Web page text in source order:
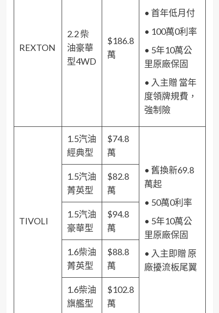
REXTON
2.2 柴
油豪華
型4WD
$186.8
萬
• 首年低月付
• 100萬0利率
• 5年10萬公
里原廠保固
• 入主贈 當年
度領牌規費，
強制險
TIVOLI
1.5汽油
經典型
$74.8
萬
• 舊換新69.8
萬起
• 50萬0利率
• 5年10萬公
里原廠保固
• 入主即贈 原
廠擾流板尾翼
1.5汽油
菁英型
$82.8
萬
1.5汽油
豪華型
$94.8
萬
1.6柴油
菁英型
$88.8
萬
1.6柴油
旗艦型
$102.8
萬